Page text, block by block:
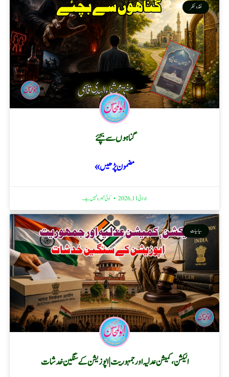
نقد ونظر
گناہوں سے بچئے
مضمون پڑھیں »
جولائی 11, 2026 کوئی تبصرہ نہیں ہے۔
سیاسیات
الیکشن، کمیشن عدلیہ اور جمہوریت | اپوزیشن کے سنگین خدشات